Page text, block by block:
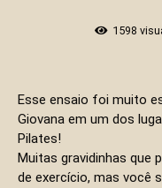
1598
Esse ensaio foi muito
Giovana em um dos
Pilates!
Muitas gravidinhas que
de exercício, mas você